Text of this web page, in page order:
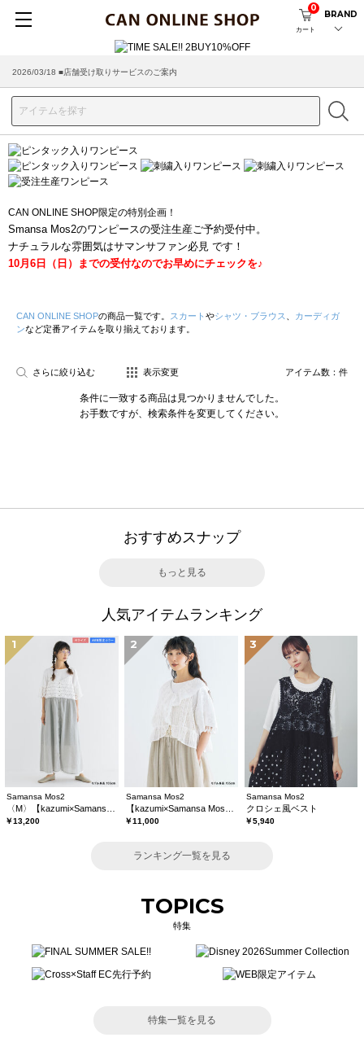
カート
0
BRAND
2026/03/18 ■店舗受け取りサービスのご案内
CAN ONLINE SHOP限定の特別企画！
Smansa Mos2のワンピースの受注生産ご予約受付中。
ナチュラルな雰囲気はサマンサファン必見 です！
10月6日（日）までの受付なのでお早めにチェックを♪
CAN ONLINE SHOPの商品一覧です。 スカート やシャツ・ブラウス
カーディガ
ンなど定番アイテムを取り揃えております。
さらに絞り込む 表示変更 アイテム数： 件
条件に一致する商品は見つかりませんでした。
お手数ですが、検索条件を変更してください。
おすすめスナップ
もっと見る
人気アイテムランキング
1
Samansa Mos2
￥13,200
2
Samansa Mos2
￥11,000
3
Samansa Mos2
クロシェ風ベスト
￥5,940
ランキング一覧を見る
TOPICS
特集
特集一覧を見る